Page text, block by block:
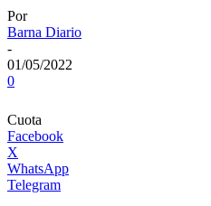
Por
Barna Diario
-
01/05/2022
0
Cuota
Facebook
X
WhatsApp
Telegram